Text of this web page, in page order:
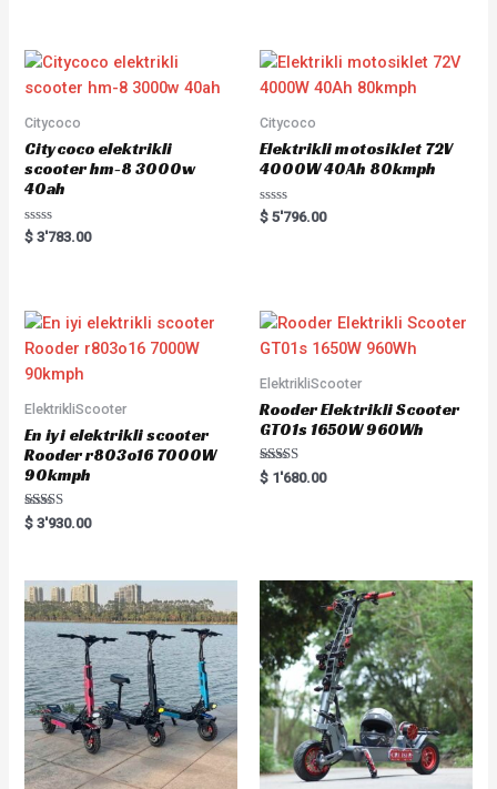
Citycoco
Citycoco elektrikli
scooter hm-8 3000w
40ah
Rated
0
$ 3'783.00
Citycoco
Elektrikli motosiklet 72V
4000W 40Ah 80kmph
Rated
0
$ 5'796.00
ElektrikliScooter
En iyi elektrikli scooter
Rooder r803o16 7000W
90kmph
Rated
5.00
$ 3'930.00
ElektrikliScooter
Rooder Elektrikli Scooter
GT01s 1650W 960Wh
Rated
5.00
$ 1'680.00